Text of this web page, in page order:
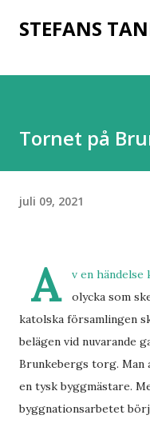
STEFANS
Tornet på
juli 09, 2021
A
v en
olycka som
katolska församlingen
belägen vid nuvarande
Brunkebergs torg. Man
en tysk byggmästare.
byggnationsarbetet